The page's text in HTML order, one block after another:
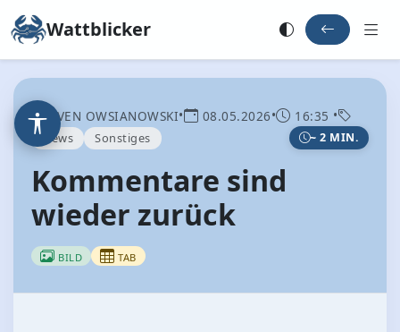
Wattblicker
SVEN OWSIANOWSKI• 08.05.2026• 16:35 •
News Sonstiges ~ 2 MIN.
Kommentare sind
wieder zurück
BILD TAB